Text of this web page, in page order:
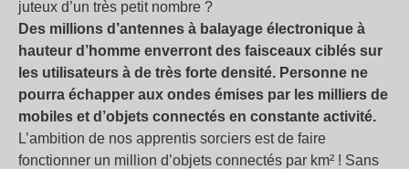
juteux d’un très petit nombre ?
Des millions d’antennes à balayage électronique à
hauteur d’homme enverront des faisceaux ciblés sur
les utilisateurs à de très forte densité. Personne ne
pourra échapper aux ondes émises par les milliers de
mobiles et d’objets connectés en constante activité.
L’ambition de nos apprentis sorciers est de faire
fonctionner un million d’objets connectés par km² ! Sans